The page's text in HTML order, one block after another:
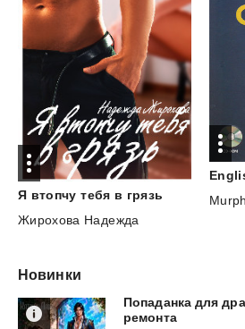
Я втопчу тебя в грязь
Жирохова Надежда
Новинки
Попаданка для
ремонта